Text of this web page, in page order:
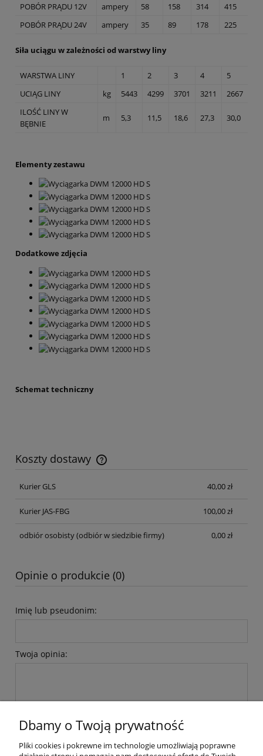
POBÓR PRĄDU 12V
ampery 58 158 314
415
POBÓR PRĄDU 24V
ampery 35 89 178 225
Siła uciągu w zależności od warstwy liny
WARSTWA LINY 1 2 3 4
5
UCIĄG LINY
kg 5443 4299 3701 3211
2667
ILOŚĆ LINY W
BĘBNIE
m 5,3 11,5 18,6 27,3 30,0
Elementy zestawu
Dodatkowe zdjęcia
Schemat techniczny
Koszty dostawy
Cena nie zawiera ewentualnych kosztów płatności
Kurier GLS
40,00 zł
Kurier JAS-FBG 100,00 zł
odbiór osobisty(odbiór w siedzibie firmy) 0,00 zł
Opinie o produkcie (0)
Imię lub pseudonim:
Twoja opinia:
Dbamy o Twoją prywatność
Pliki cookies i pokrewne im technologie umożliwiają poprawne